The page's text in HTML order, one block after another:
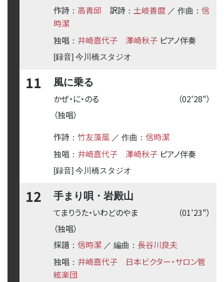
作詩 ： 高青邱 訳詩 ： 土岐善麿 ／ 作曲： 信
時潔
独唱 ： 井崎嘉代子 澤崎秋子 ピアノ伴奏
[録音] 今川橋スタジオ
11 風に乗る
（02'28"）
かぜ・に・のる
（独唱）
作詩 ： 竹友藻風 ／ 作曲： 信時潔
独唱 ： 井崎嘉代子 澤崎秋子 ピアノ伴奏
[録音] 今川橋スタジオ
12 手まり唄・岩殿山
（01'23"）
てまりうた・いわどのやま
（独唱）
採譜 ： 信時潔 ／ 編曲： 長谷川良夫
独唱 ： 井崎嘉代子
日本ビクター・サロン管
絃楽団